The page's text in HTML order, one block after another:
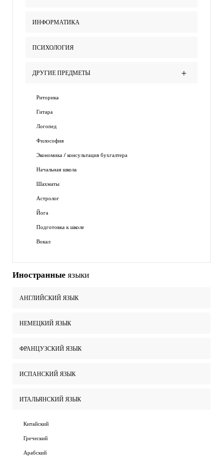
ИНФОРМАТИКА
ПСИХОЛОГИЯ
ДРУГИЕ ПРЕДМЕТЫ
Риторика
Гитара
Логопед
Философия
Экономика / консультация бухгалтера
Начальная школа
Шахматы
Астролог
Йога
Подготовка к школе
Вокал
Иностранные языки
АНГЛИЙСКИЙ ЯЗЫК
НЕМЕЦКИЙ ЯЗЫК
ФРАНЦУЗСКИЙ ЯЗЫК
ИСПАНСКИЙ ЯЗЫК
ИТАЛЬЯНСКИЙ ЯЗЫК
Китайский
Греческий
Арабский